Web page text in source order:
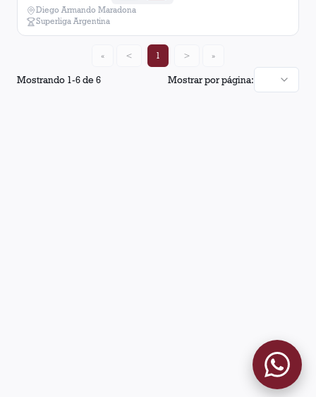
Diego Armando Maradona
Superliga Argentina
Mostrando 1-6de6 Mostrar por página:
« < 1 > »